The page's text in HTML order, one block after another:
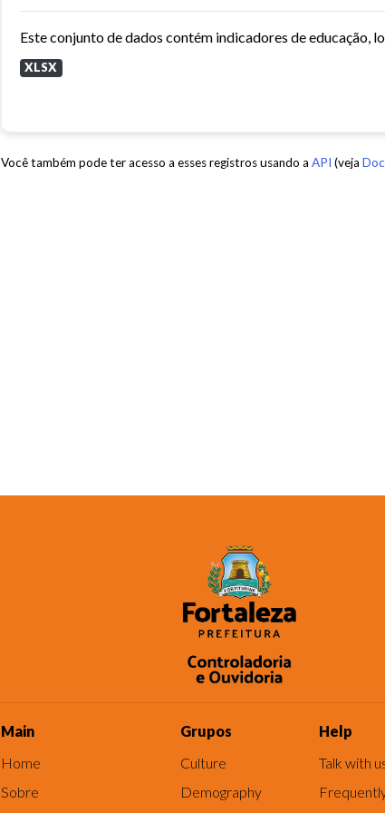
XLSX
Você também pode ter acesso a esses registros usando a API (veja
Main
Home
Sobre
Grupos
Culture
Demography
Help
Talk with